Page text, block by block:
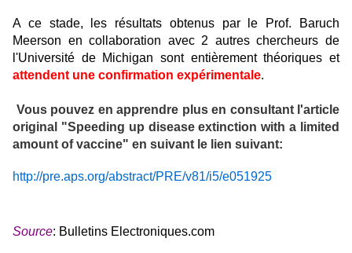
A ce stade, les résultats obtenus par le Prof. Baruch
Meerson en collaboration avec 2 autres chercheurs de
l'Université de Michigan sont entièrement théoriques et
attendent une confirmation expérimentale.
Vous pouvez en apprendre plus en consultant l'article
original "Speeding up disease extinction with a limited
amount of vaccine" en suivant le lien suivant:
http://pre.aps.org/abstract/PRE/v81/i5/e051925
Source: Bulletins Electroniques.com